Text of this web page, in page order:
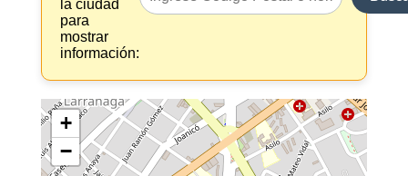
la ciudad
para
mostrar
información:
+
−